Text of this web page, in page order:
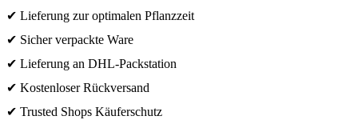
✔ Lieferung zur optimalen Pflanzzeit
✔ Sicher verpackte Ware
✔ Lieferung an DHL-Packstation
✔ Kostenloser Rückversand
✔ Trusted Shops Käuferschutz